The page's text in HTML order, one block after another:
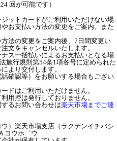
回が可能です）
ットカードがご利用いただけない場
お支払い方法の変更をご案内、また
法の変更をご案内後、7日間変更い
文をキャンセルいたします。
ス一括払いによるお支払いとなる場
施行規則第54条1項各号に定められた
より交付します。
確認等）をお願いする場合もござい
ドはご利用いただけません。
用控は発行しておりません。
るお問い合わせは楽天市場までご連
）楽天市場支店（ラクテンイチバシ
コウホ゛ウ